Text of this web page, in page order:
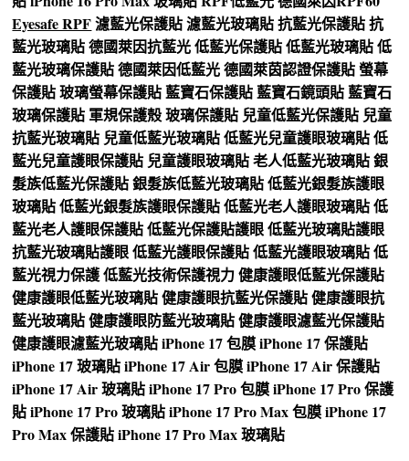
Eyesafe RPF濾藍光保護貼濾藍光玻璃貼抗藍光保護貼抗
藍光玻璃貼德國萊因抗藍光低藍光保護貼低藍光玻璃貼低
藍光玻璃保護貼德國萊因低藍光德國萊茵認證保護貼螢幕
保護貼玻璃螢幕保護貼藍寶石保護貼藍寶石鏡頭貼藍寶石
玻璃保護貼 軍規保護殼玻璃保護貼 兒童低藍光保護貼 兒童
抗藍光玻璃貼 兒童低藍光玻璃貼低藍光兒童護眼玻璃貼低
藍光兒童護眼保護貼 兒童護眼玻璃貼老人低藍光玻璃貼銀
髮族低藍光保護貼銀髮族低藍光玻璃貼低藍光銀髮族護眼
玻璃貼低藍光銀髮族護眼保護貼低藍光老人護眼玻璃貼低
藍光老人護眼保護貼低藍光保護貼護眼低藍光玻璃貼護眼
抗藍光玻璃貼護眼低藍光護眼保護貼低藍光護眼玻璃貼低
藍光視力保護低藍光技術保護視力健康護眼低藍光保護貼
健康護眼低藍光玻璃貼健康護眼抗藍光保護貼健康護眼抗
藍光玻璃貼健康護眼防藍光玻璃貼健康護眼濾藍光保護貼
健康護眼濾藍光玻璃貼iPhone 17 包膜iPhone 17 保護貼
iPhone 17 玻璃貼iPhone 17 Air 包膜iPhone 17 Air 保護貼
iPhone 17 Air 玻璃貼iPhone 17 Pro 包膜iPhone 17 Pro 保護
貼iPhone 17 Pro 玻璃貼iPhone 17 Pro Max 包膜iPhone 17
Pro Max 保護貼iPhone 17 Pro Max 玻璃貼